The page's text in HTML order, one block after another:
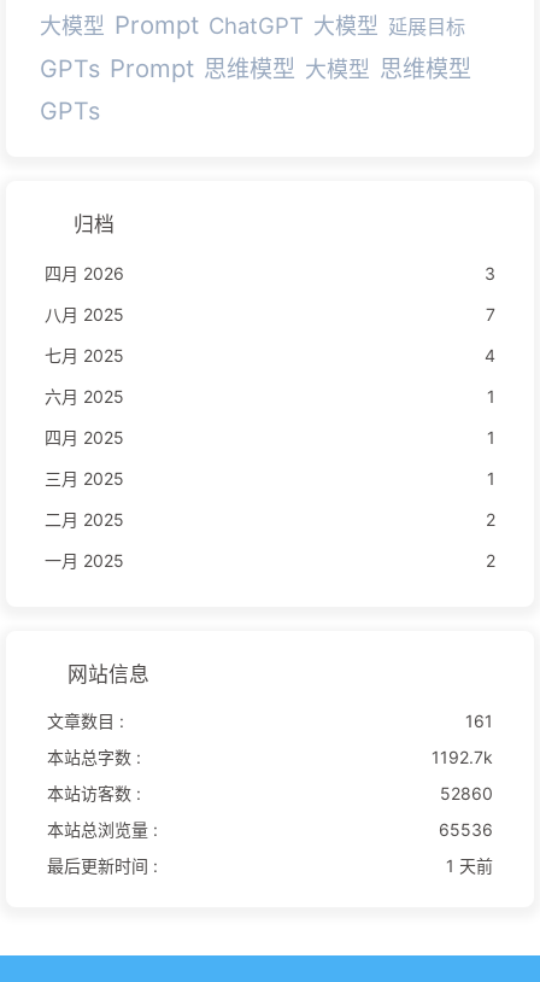
大模型 Prompt ChatGPT 大模型 延展目标
GPTs Prompt 思维模型 大模型 思维模型
GPTs
归档
四月 2026
3
八月 2025
7
七月 2025
4
六月 2025
1
四月 2025
1
三月 2025
1
二月 2025
2
一月 2025
2
网站信息
文章数目 :
161
本站总字数 :
1192.7k
本站访客数 :
52860
本站总浏览量 :
65536
最后更新时间 :
1 天前